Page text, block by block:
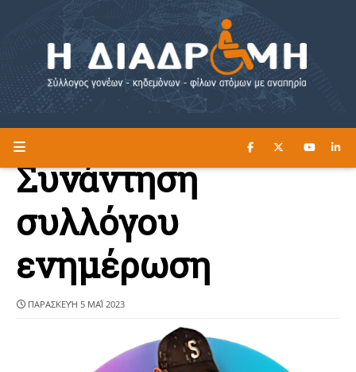
Η ΔΙΑΔΡΟΜΗ ΔΙΑΒΑΣΤΕ ΕΔΩ ►
Συνάντηση
συλλόγου
ενημέρωση
ΠΑΡΑΣΚΕΥΉ 5 ΜΑΪ́ 2023